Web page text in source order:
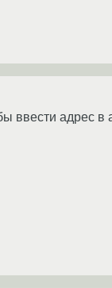
ввести адрес в